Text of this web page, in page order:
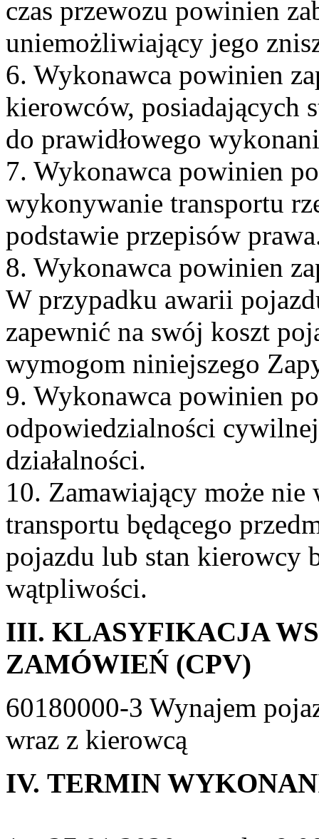
czas przewozu powinien
uniemożliwiający jego
6. Wykonawca powinien
kierowców, posiadających
do prawidłowego
7. Wykonawca powinien
wykonywanie transportu
podstawie przepisów
8. Wykonawca powinien
W przypadku awarii
zapewnić na swój koszt
wymogom niniejszego
9. Wykonawca powinien
odpowiedzialności
działalności.
10. Zamawiający może
transportu będącego
pojazdu lub stan kierowcy
wątpliwości.
III. KLASYFIKACJA
ZAMÓWIEŃ (CPV)
60180000-3 Wynajem
wraz z kierowcą
IV. TERMIN